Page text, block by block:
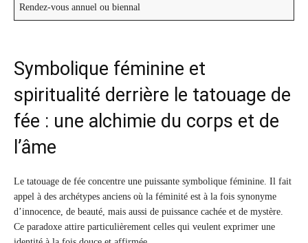
Rendez-vous annuel ou biennal
Symbolique féminine et
spiritualité derrière le tatouage de
fée : une alchimie du corps et de
l’âme
Le tatouage de fée concentre une puissante symbolique féminine. Il fait
appel à des archétypes anciens où la féminité est à la fois synonyme
d’innocence, de beauté, mais aussi de puissance cachée et de mystère.
Ce paradoxe attire particulièrement celles qui veulent exprimer une